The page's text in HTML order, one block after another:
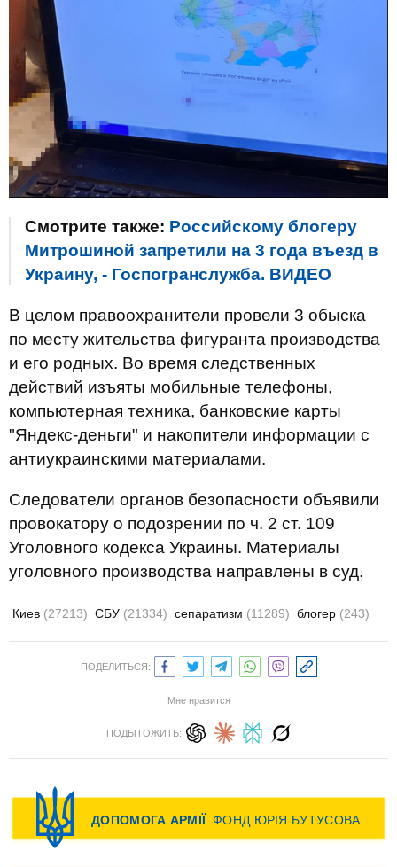
Смотрите также: Российскому блогеру
Митрошиной запретили на 3 года въезд в
Украину, - Госпогранслужба. ВИДЕО
В целом правоохранители провели 3 обыска
по месту жительства фигуранта производства
и его родных. Во время следственных
действий изъяты мобильные телефоны,
компьютерная техника, банковские карты
"Яндекс-деньги" и накопители информации с
антиукраинскими материалами.
Следователи органов безопасности объявили
провокатору о подозрении по ч. 2 ст. 109
Уголовного кодекса Украины. Материалы
уголовного производства направлены в суд.
Киев (27213) СБУ (21334) сепаратизм (11289) блогер (243)
ПОДЕЛИТЬСЯ:
Мне нравится
ПОДЫТОЖИТЬ: